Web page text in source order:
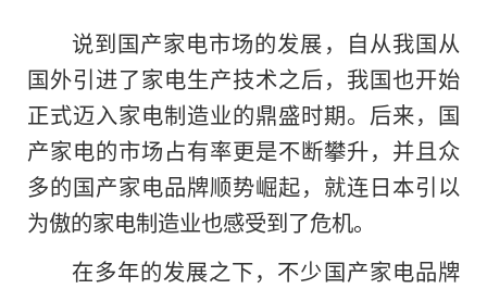
说到国产家电市场的发展，自从我国从
国外引进了家电生产技术之后，我国也开始
正式迈入家电制造业的鼎盛时期。后来，国
产家电的市场占有率更是不断攀升，并且众
多的国产家电品牌顺势崛起，就连日本引以
为傲的家电制造业也感受到了危机。
在多年的发展之下，不少国产家电品牌